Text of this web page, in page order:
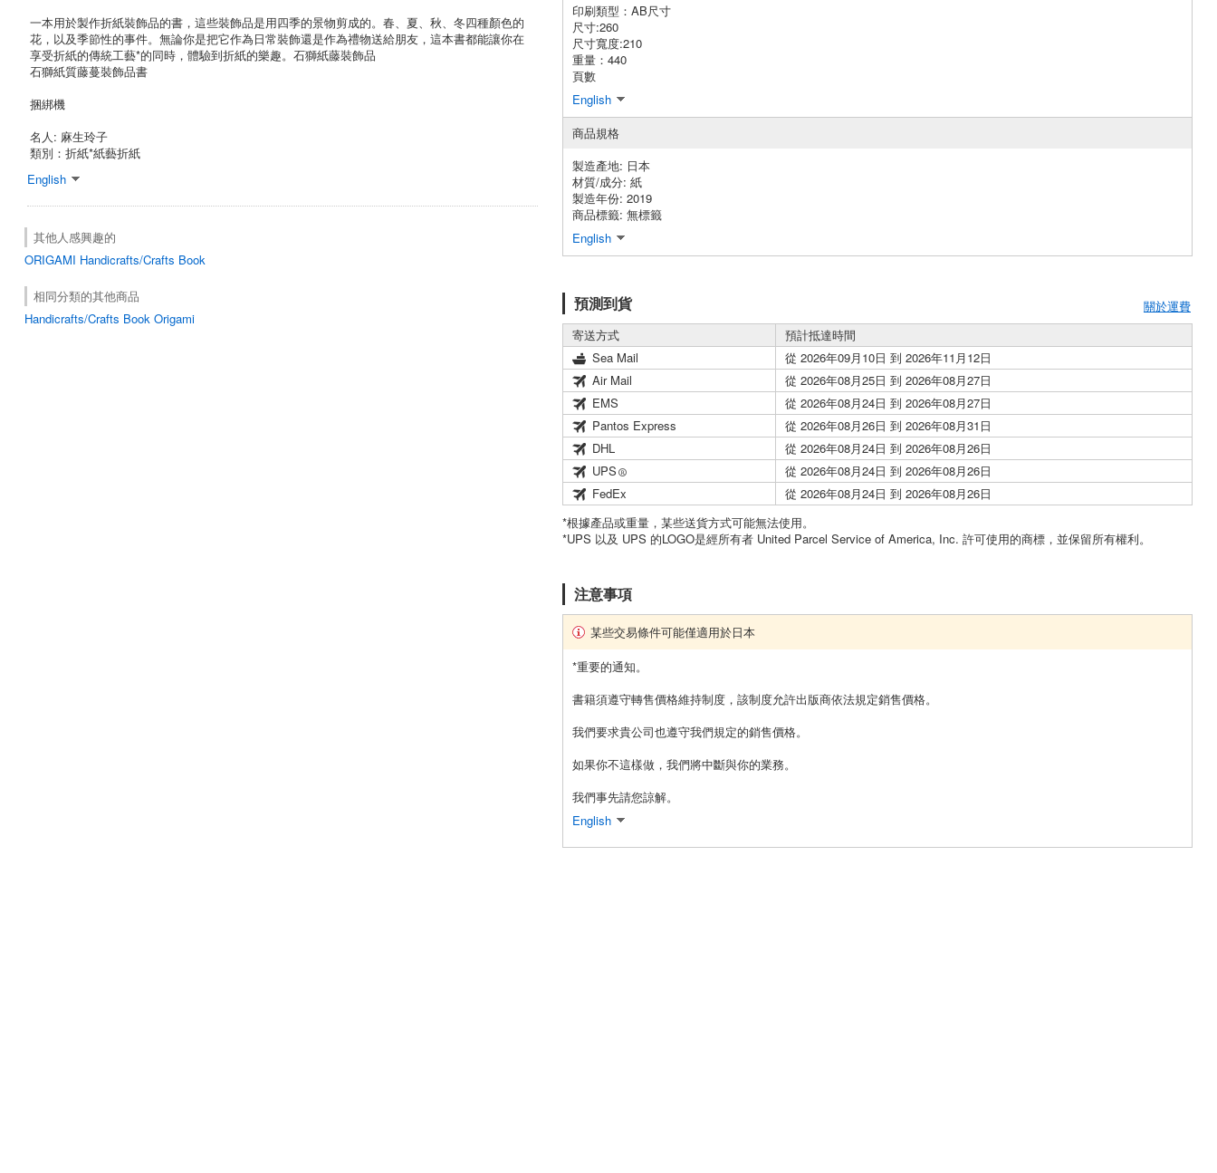
一本用於製作折紙裝飾品的書，這些裝飾品是用四季的景物剪成的。春、夏、秋、冬四種顏色的
花，以及季節性的事件。無論你是把它作為日常裝飾還是作為禮物送給朋友，這本書都能讓你在
享受折紙的傳統工藝*的同時，體驗到折紙的樂趣。石獅紙藤裝飾品
石獅紙質藤蔓裝飾品書
捆綁機
名人: 麻生玲子
類別：折紙*紙藝折紙
English
其他人感興趣的
ORIGAMI Handicrafts/Crafts Book
相同分類的其他商品
Handicrafts/Crafts Book Origami
印刷類型：AB尺寸
尺寸:260
尺寸寬度:210
重量：440
頁數
English
商品規格
製造產地: 日本
材質/成分: 紙
製造年份: 2019
商品標籤: 無標籤
English
預測到貨
關於運費
寄送方式
預計抵達時間
Sea Mail
從 2026年09月10日 到 2026年11月12日
Air Mail
從 2026年08月25日 到 2026年08月27日
EMS
從 2026年08月24日 到 2026年08月27日
Pantos Express
從 2026年08月26日 到 2026年08月31日
DHL
從 2026年08月24日 到 2026年08月26日
UPS
從 2026年08月24日 到 2026年08月26日
FedEx
從 2026年08月24日 到 2026年08月26日
*根據產品或重量，某些送貨方式可能無法使用。
*UPS 以及 UPS 的LOGO是經所有者 United Parcel Service of America, Inc. 許可使用的商標，並保留所有權利。
注意事項
某些交易條件可能僅適用於日本
*重要的通知。
書籍須遵守轉售價格維持制度，該制度允許出版商依法規定銷售價格。
我們要求貴公司也遵守我們規定的銷售價格。
如果你不這樣做，我們將中斷與你的業務。
我們事先請您諒解。
English